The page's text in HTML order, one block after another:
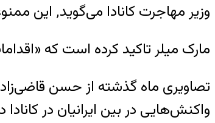
وزیر مهاجرت کانادا می‌گوید٬ این ممنوعیت که به خود او نیز ابلاغ شده است٬ به «دلیل بی‌اعتنایی حکومت ایران به حقوق بشر است.»
مارک میلر تاکید کرده است که
تصاویری ماه گذشته از حسن
واکنش‌هایی در بین ایرانیان در